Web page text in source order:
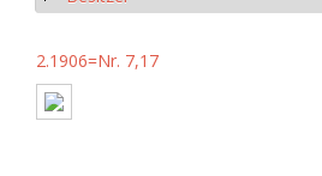
2.1906=Nr. 7,17